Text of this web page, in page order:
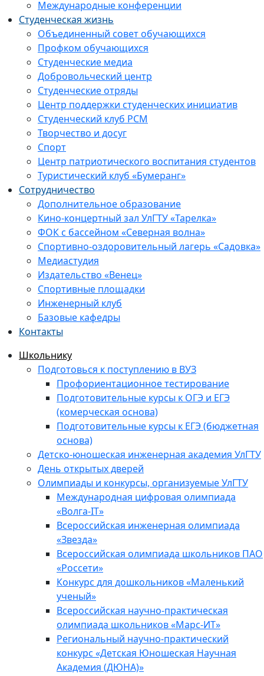
Международные конференции
Студенческая жизнь
Объединенный совет обучающихся
Профком обучающихся
Студенческие медиа
Добровольческий центр
Студенческие отряды
Центр поддержки студенческих инициатив
Студенческий клуб РСМ
Творчество и досуг
Спорт
Центр патриотического воспитания студентов
Туристический клуб «Бумеранг»
Сотрудничество
Дополнительное образование
Кино-концертный зал УлГТУ «Тарелка»
ФОК с бассейном «Северная волна»
Спортивно-оздоровительный лагерь «Садовка»
Медиастудия
Издательство «Венец»
Спортивные площадки
Инженерный клуб
Базовые кафедры
Контакты
Школьнику
Подготовься к поступлению в ВУЗ
Профориентационное тестирование
Подготовительные курсы к ОГЭ и ЕГЭ
(комерческая основа)
Подготовительные курсы к ЕГЭ (бюджетная
основа)
Детско-юношеская инженерная академия УлГТУ
День открытых дверей
Олимпиады и конкурсы, организуемые УлГТУ
Международная цифровая олимпиада
«Волга-IT»
Всероссийская инженерная олимпиада
«Звезда»
Всероссийская олимпиада школьников ПАО
«Россети»
Конкурс для дошкольников «Маленький
ученый»
Всероссийская научно-практическая
олимпиада школьников «Марс-ИТ»
Региональный научно-практический
конкурс «Детская Юношеская Научная
Академия (ДЮНА)»